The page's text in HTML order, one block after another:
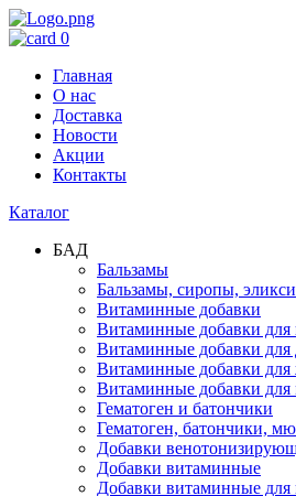
0
Главная
О нас
Доставка
Новости
Акции
Контакты
Каталог
БАД
Бальзамы
Бальзамы, сиропы,
Витаминные добавки
Витаминные добавки для
Витаминные добавки для
Витаминные добавки
Витаминные добавки
Гематоген и батончики
Гематоген, батончики,
Добавки
Добавки витаминные
Добавки витаминные для